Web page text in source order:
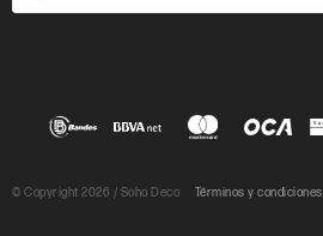
© Copyright 2026 / Soho Deco Términos y condiciones